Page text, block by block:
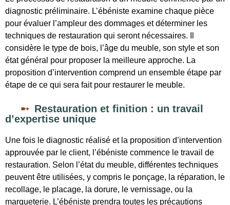
diagnostic préliminaire. L’ébéniste examine chaque pièce
pour évaluer l’ampleur des dommages et déterminer les
techniques de restauration qui seront nécessaires. Il
considère le type de bois, l’âge du meuble, son style et son
état général pour proposer la meilleure approche. La
proposition d’intervention comprend un ensemble étape par
étape de ce qui sera fait pour restaurer le meuble.
Restauration et finition : un travail
d’expertise unique
Une fois le diagnostic réalisé et la proposition d’intervention
approuvée par le client, l’ébéniste commence le travail de
restauration. Selon l’état du meuble, différentes techniques
peuvent être utilisées, y compris le ponçage, la réparation, le
recollage, le placage, la dorure, le vernissage, ou la
marqueterie. L’ébéniste prendra toutes les précautions